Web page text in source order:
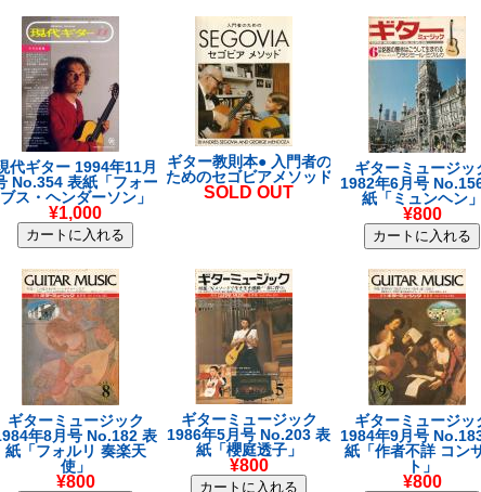
代ギター 1994年11月
No.354 表紙「フォー
ブス・ヘンダーソン」
¥1,000
ギター教則本● 入門者の
ためのセゴビアメソッド
SOLD OUT
ギターミュージッ
1982年6月号
紙「ミュンヘン」
¥800
ギターミュージック
年8月号 No.182 表
紙「フォルリ 奏楽天
使」
¥800
ギターミュージック
1986年5月号 No.203 表
紙「櫻庭透子」
¥800
ギターミュージッ
1984年9月号
紙「作者不詳 コン
ト」
¥800